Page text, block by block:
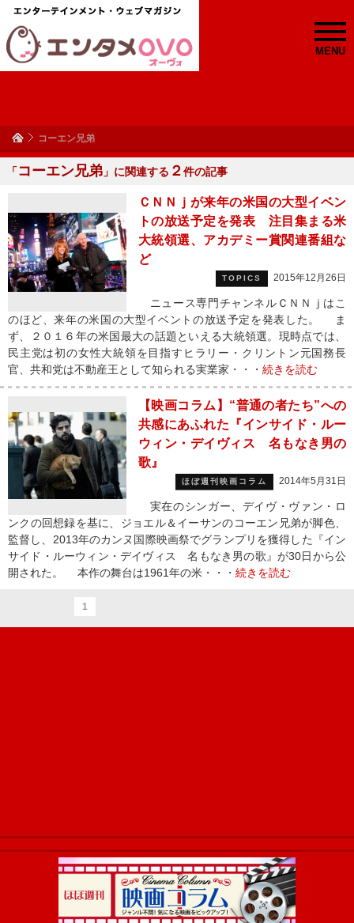
MENU
コーエン兄弟
「コーエン兄弟 」に関連する ２件の記事
ＣＮＮｊが来年の米国の大型イベン
トの放送予定を発表 注目集まる米
大統領選、アカデミー賞関連番組な
ど
TOPICS 2015年12月26日
ニュース専門チャンネルＣＮＮｊはこ
のほど、来年の米国の大型イベントの放送予定を発表した。 ま
ず、２０１６年の米国最大の話題といえる大統領選。現時点では、
民主党は初の女性大統領を目指すヒラリー・クリントン元国務長
官、共和党は不動産王として知られる実業家・・・ 続きを読む
【映画コラム】“普通の者たち”への
共感にあふれた『インサイド・ルー
ウィン・デイヴィス 名もなき男の
歌』
ほぼ週刊映画コラム 2014年5月31日
実在のシンガー、デイヴ・ヴァン・ロ
ンクの回想録を基に、ジョエル＆イーサンのコーエン兄弟が脚色、
監督し、2013年のカンヌ国際映画祭でグランプリを獲得した『イン
サイド・ルーウィン・デイヴィス 名もなき男の歌』が30日から公
開された。 本作の舞台は1961年の米・・・ 続きを読む
1